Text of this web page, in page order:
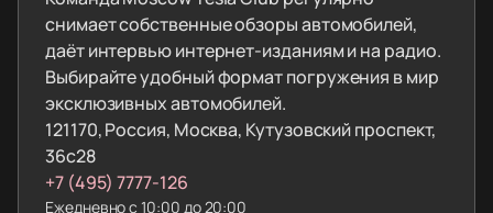
снимает собственные обзоры автомобилей,
даёт интервью интернет-изданиям и на радио.
Выбирайте удобный формат погружения в мир
эксклюзивных автомобилей.
121170, Россия, Москва, Кутузовский проспект,
36с28
+7 (495) 7777-126
Ежедневно с 10:00 до 20:00